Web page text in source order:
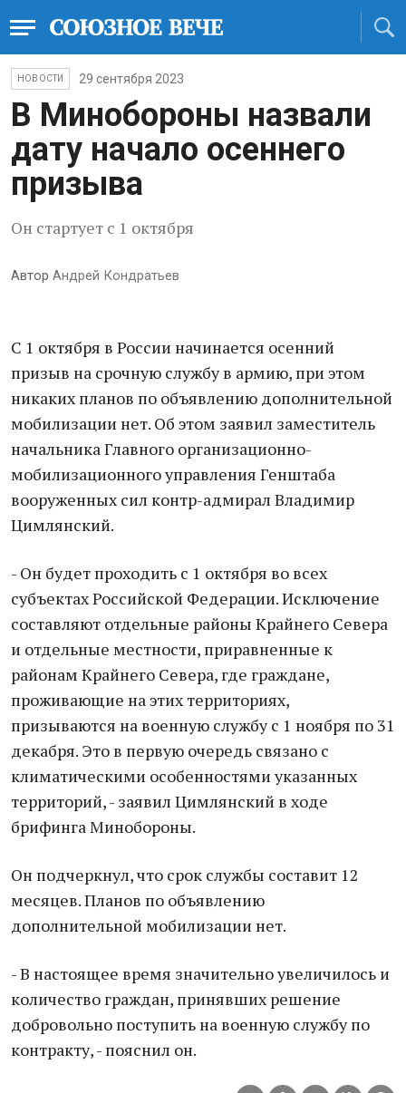
НОВОСТИ 29 сентября 2023
В Минобороны назвали
дату начало осеннего
призыва
Он стартует с 1 октября
Автор Андрей Кондратьев
C 1 октября в России начинается осенний
призыв на срочную службу в армию, при этом
никаких планов по объявлению дополнительной
мобилизации нет. Об этом заявил заместитель
начальника Главного организационно-
мобилизационного управления Генштаба
вооруженных сил контр-адмирал Владимир
Цимлянский.
- Он будет проходить с 1 октября во всех
субъектах Российской Федерации. Исключение
составляют отдельные районы Крайнего Севера
и отдельные местности, приравненные к
районам Крайнего Севера, где граждане,
проживающие на этих территориях,
призываются на военную службу с 1 ноября по 31
декабря. Это в первую очередь связано с
климатическими особенностями указанных
территорий, - заявил Цимлянский в ходе
брифинга Минобороны.
Он подчеркнул, что срок службы составит 12
месяцев. Планов по объявлению
дополнительной мобилизации нет.
- В настоящее время значительно увеличилось и
количество граждан, принявших решение
добровольно поступить на военную службу по
контракту, - пояснил он.